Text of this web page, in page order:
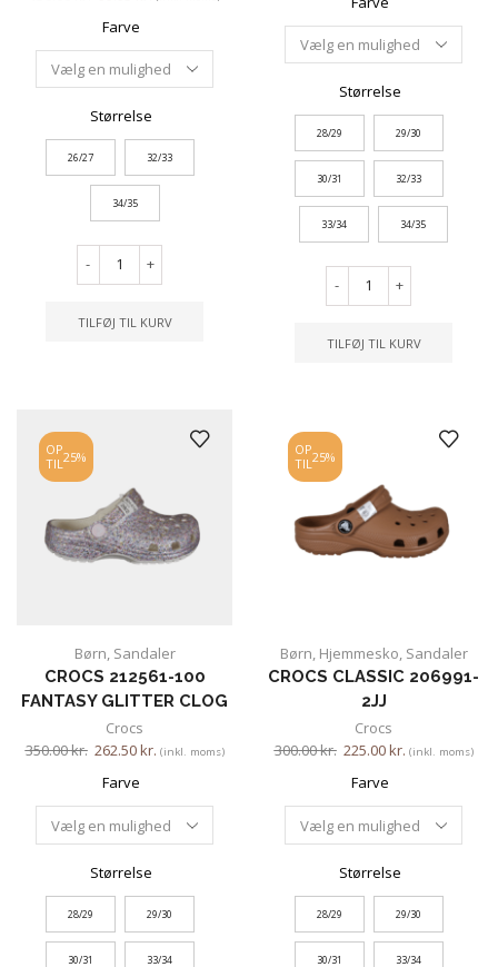
Farve
Størrelse
26/27 32/33
34/35
- +
TILFØJ TIL KURV
Størrelse
28/29 29/30
30/31 32/33
33/34 34/35
- +
TILFØJ TIL KURV
OP
TIL25%
Børn, Sandaler
CROCS 212561-100
FANTASY GLITTER CLOG
Crocs
350.00kr. 262.50kr. (inkl. moms)
Farve
Størrelse
28/29 29/30
30/31 33/34
OP
TIL25%
Børn, Hjemmesko, Sandaler
CROCS CLASSIC 206991-
2JJ
Crocs
300.00kr. 225.00kr. (inkl. moms)
Farve
Størrelse
28/29 29/30
30/31 33/34